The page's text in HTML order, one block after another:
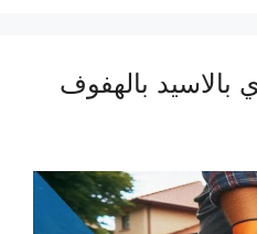
بالهفوف